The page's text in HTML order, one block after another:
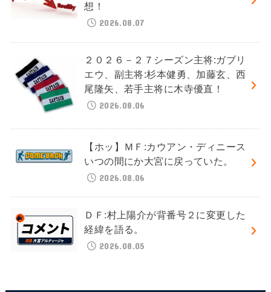
想！
2026.08.07
２０２６－２７シーズン主将:ガブリ
エウ、副主将:杉本健勇、加藤玄、西
尾隆矢、若手主将に木寺優直！
2026.08.06
【ホッ】ＭＦ:カウアン・ディニース
いつの間にか大宮に戻っていた。
2026.08.06
ＤＦ:村上陽介が背番号２に変更した
経緯を語る。
2026.08.05